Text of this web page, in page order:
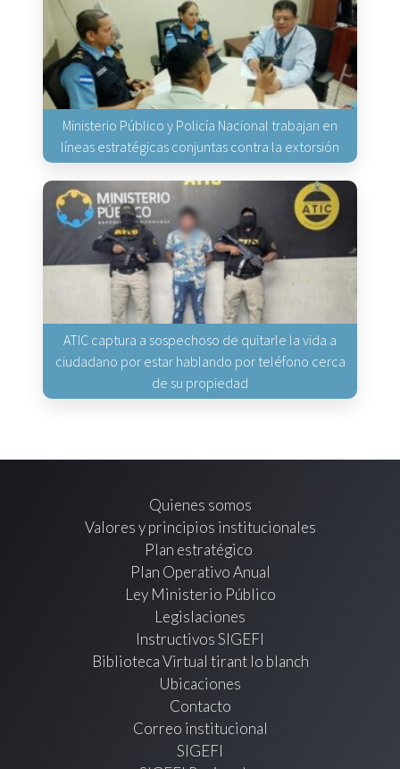
Ministerio Público y Policía Nacional trabajan en
líneas estratégicas conjuntas contra la extorsión
ATIC captura a sospechoso de quitarle la vida a
ciudadano por estar hablando por teléfono cerca
de su propiedad
Quienes somos
Valores y principios institucionales
Plan estratégico
Plan Operativo Anual
Ley Ministerio Público
Legislaciones
Instructivos SIGEFI
Biblioteca Virtual tirant lo blanch
Ubicaciones
Contacto
Correo institucional
SIGEFI